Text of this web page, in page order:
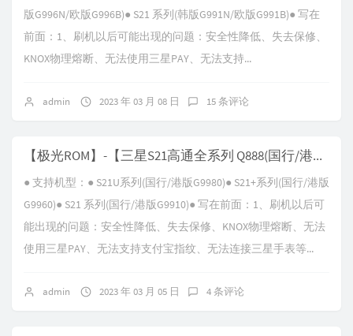
版G996N/欧版G996B)● S21 系列(韩版G991N/欧版G991B)● 写在
前面：1、刷机以后可能出现的问题：安全性降低、失去保修、
KNOX物理熔断、无法使用三星PAY、无法支持...
admin 2023 年 03 月 08 日 15 条评论
【极光ROM】-【三星S21高通全系列 Q888(国行/港版) G99XX】-【V18.0 Android-T-WB2】
● 支持机型：● S21U系列(国行/港版G9980)● S21+系列(国行/港版
G9960)● S21 系列(国行/港版G9910)● 写在前面：1、刷机以后可
能出现的问题：安全性降低、失去保修、KNOX物理熔断、无法
使用三星PAY、无法支持支付宝指纹、无法连接三星手表等...
admin 2023 年 03 月 05 日 4 条评论